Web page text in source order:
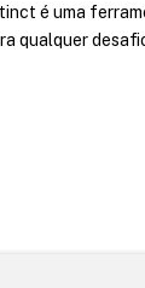
é uma
qualquer